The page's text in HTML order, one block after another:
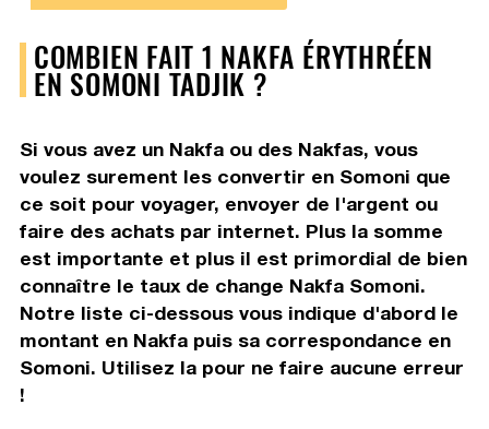
COMBIEN FAIT 1 NAKFA ÉRYTHRÉEN
EN SOMONI TADJIK ?
Si vous avez un Nakfa ou des Nakfas, vous
voulez surement les convertir en Somoni que
ce soit pour voyager, envoyer de l'argent ou
faire des achats par internet. Plus la somme
est importante et plus il est primordial de bien
connaître le taux de change Nakfa Somoni.
Notre liste ci-dessous vous indique d'abord le
montant en Nakfa puis sa correspondance en
Somoni. Utilisez la pour ne faire aucune erreur
!